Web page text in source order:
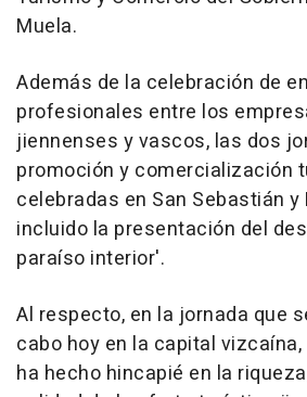
Muela.
Además de la celebración de
profesionales entre los
jiennenses y vascos, las dos
promoción y comercialización
celebradas en San Sebastián y
incluido la presentación del
paraíso interior'.
Al respecto, en la jornada que
cabo hoy en la capital
ha hecho hincapié en la